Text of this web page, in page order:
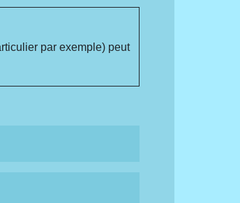
par exemple) peut